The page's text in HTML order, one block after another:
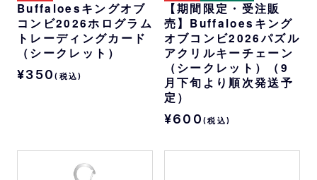
Buffaloesキングオブ
コンビ2026ホログラム
トレーディングカード
（シークレット）
¥350(税込)
【期間限定・受注販
売】Buffaloesキング
オブコンビ2026パズル
アクリルキーチェーン
（シークレット）（9
月下旬より順次発送予
定）
¥600(税込)